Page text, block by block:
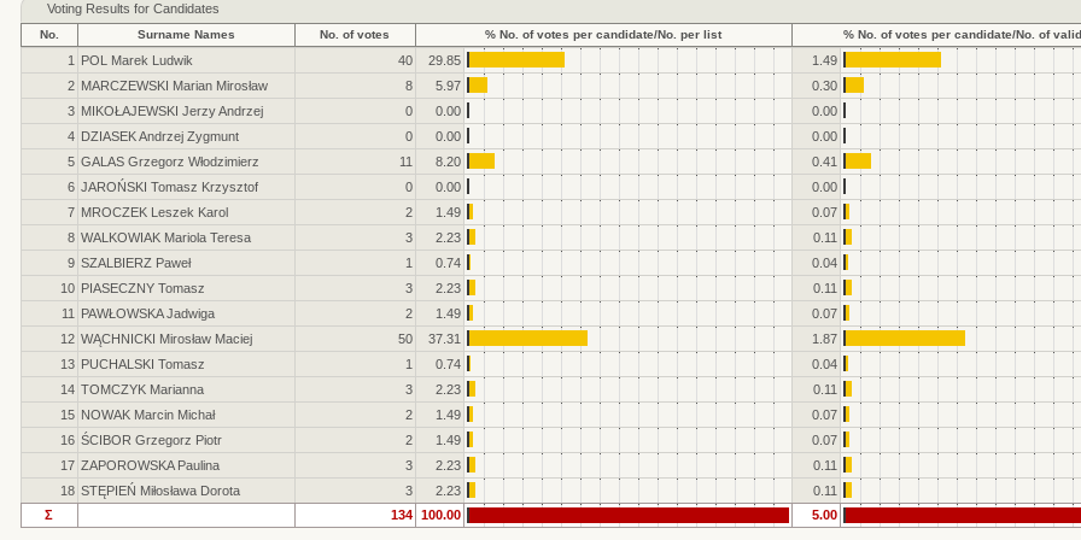
Voting Results for Candidates
No. Surname Names No. of votes % No. of votes per candidate/No. per list % No. of votes per candidate/No. of
1 POL Marek Ludwik 40 29.85
1.49
2 MARCZEWSKI Marian Mirosław 8 5.97
0.30
3 MIKOŁAJEWSKI Jerzy Andrzej 0 0.00
0.00
4 DZIASEK Andrzej Zygmunt 0 0.00
0.00
5 GALAS Grzegorz Włodzimierz 11 8.20
0.41
6 JAROŃSKI Tomasz Krzysztof 0 0.00
0.00
7 MROCZEK Leszek Karol 2 1.49
0.07
8 WALKOWIAK Mariola Teresa 3 2.23
0.11
9 SZALBIERZ Paweł 1 0.74
0.04
10 PIASECZNY Tomasz 3 2.23
0.11
11
PAWŁOWSKA Jadwiga 2 1.49
0.07
12 WĄCHNICKI Mirosław Maciej 50 37.31
1.87
13 PUCHALSKI Tomasz 1 0.74
0.04
14 TOMCZYK Marianna 3 2.23
0.11
15 NOWAK Marcin Michał 2 1.49
0.07
16 ŚCIBOR Grzegorz Piotr 2 1.49
0.07
17 ZAPOROWSKA Paulina 3 2.23
0.11
18 STĘPIEŃ Miłosława Dorota 3 2.23
0.11
Σ
134 100.00 5.00